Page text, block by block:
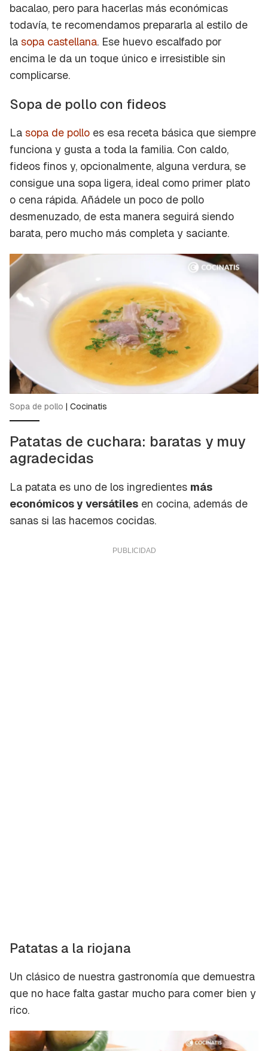
bacalao, pero para hacerlas más económicas
todavía, te recomendamos prepararla al estilo de
la sopa castellana. Ese huevo escalfado por
encima le da un toque único e irresistible sin
complicarse.
Sopa de pollo con fideos
La sopa de pollo es esa receta básica que siempre
funciona y gusta a toda la familia. Con caldo,
fideos finos y, opcionalmente, alguna verdura, se
consigue una sopa ligera, ideal como primer plato
o cena rápida. Añádele un poco de pollo
desmenuzado, de esta manera seguirá siendo
barata, pero mucho más completa y saciante.
Sopa de pollo | Cocinatis
Patatas de cuchara: baratas y muy
agradecidas
La patata es uno de los ingredientes más
económicos y versátiles en cocina, además de
sanas si las hacemos cocidas.
Patatas a la riojana
Un clásico de nuestra gastronomía que demuestra
que no hace falta gastar mucho para comer bien y
rico.